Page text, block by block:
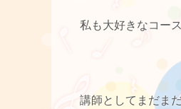
私も大好きなコー
講師としてまだま